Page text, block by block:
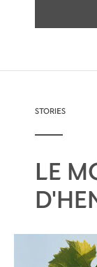
Hennessy
STORIES
LE